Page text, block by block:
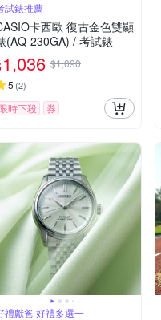
試錶推薦
卡西歐 復古金色雙顯
(AQ-230GA) / 考試錶
1,036 $1,090
5 (2)
時下殺 券
禮獻爸 好禮多選一